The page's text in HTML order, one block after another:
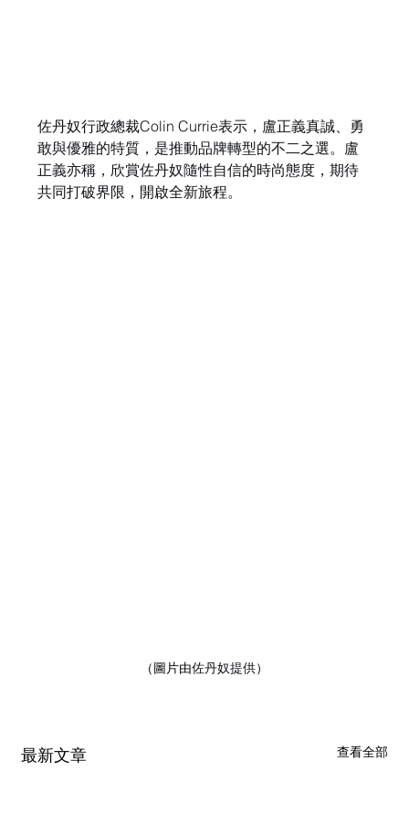
佐丹奴行政總裁Colin Currie表示，盧正義真誠、勇
敢與優雅的特質，是推動品牌轉型的不二之選。盧
正義亦稱，欣賞佐丹奴隨性自信的時尚態度，期待
共同打破界限，開啟全新旅程。
（圖片由佐丹奴提供）
最新文章 查看全部